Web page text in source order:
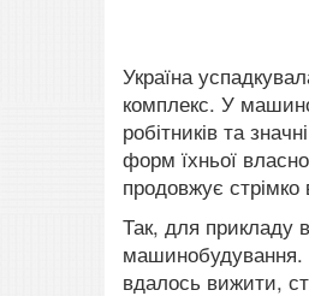
Україна
комплекс. У
робітників та
форм їхньої
продовжує стрімко
Так, для прикладу
вдалось вижити,